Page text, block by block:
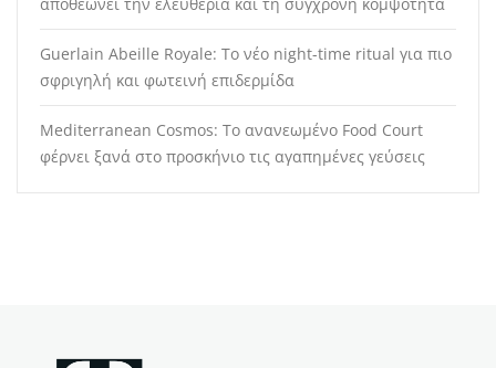
Guerlain Abeille Royale: Το νέο night-time ritual για πιο
σφριγηλή και φωτεινή επιδερμίδα
Mediterranean Cosmos: Το ανανεωμένο Food Court
φέρνει ξανά στο προσκήνιο τις αγαπημένες γεύσεις